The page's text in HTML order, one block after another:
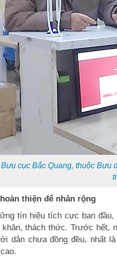
cục Bắc Quang, thuộc Bưu
thiện để nhân rộng
tín hiệu tích cực ban
khăn, thách thức. Trước hết,
dân chưa đồng đều, nhất